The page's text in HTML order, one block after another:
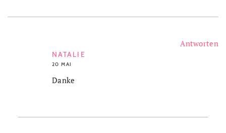
NATALIE
20 MAI
Danke
Antworten